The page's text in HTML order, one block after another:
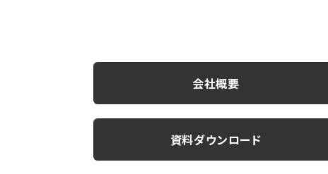
会社概要
資料ダウンロード